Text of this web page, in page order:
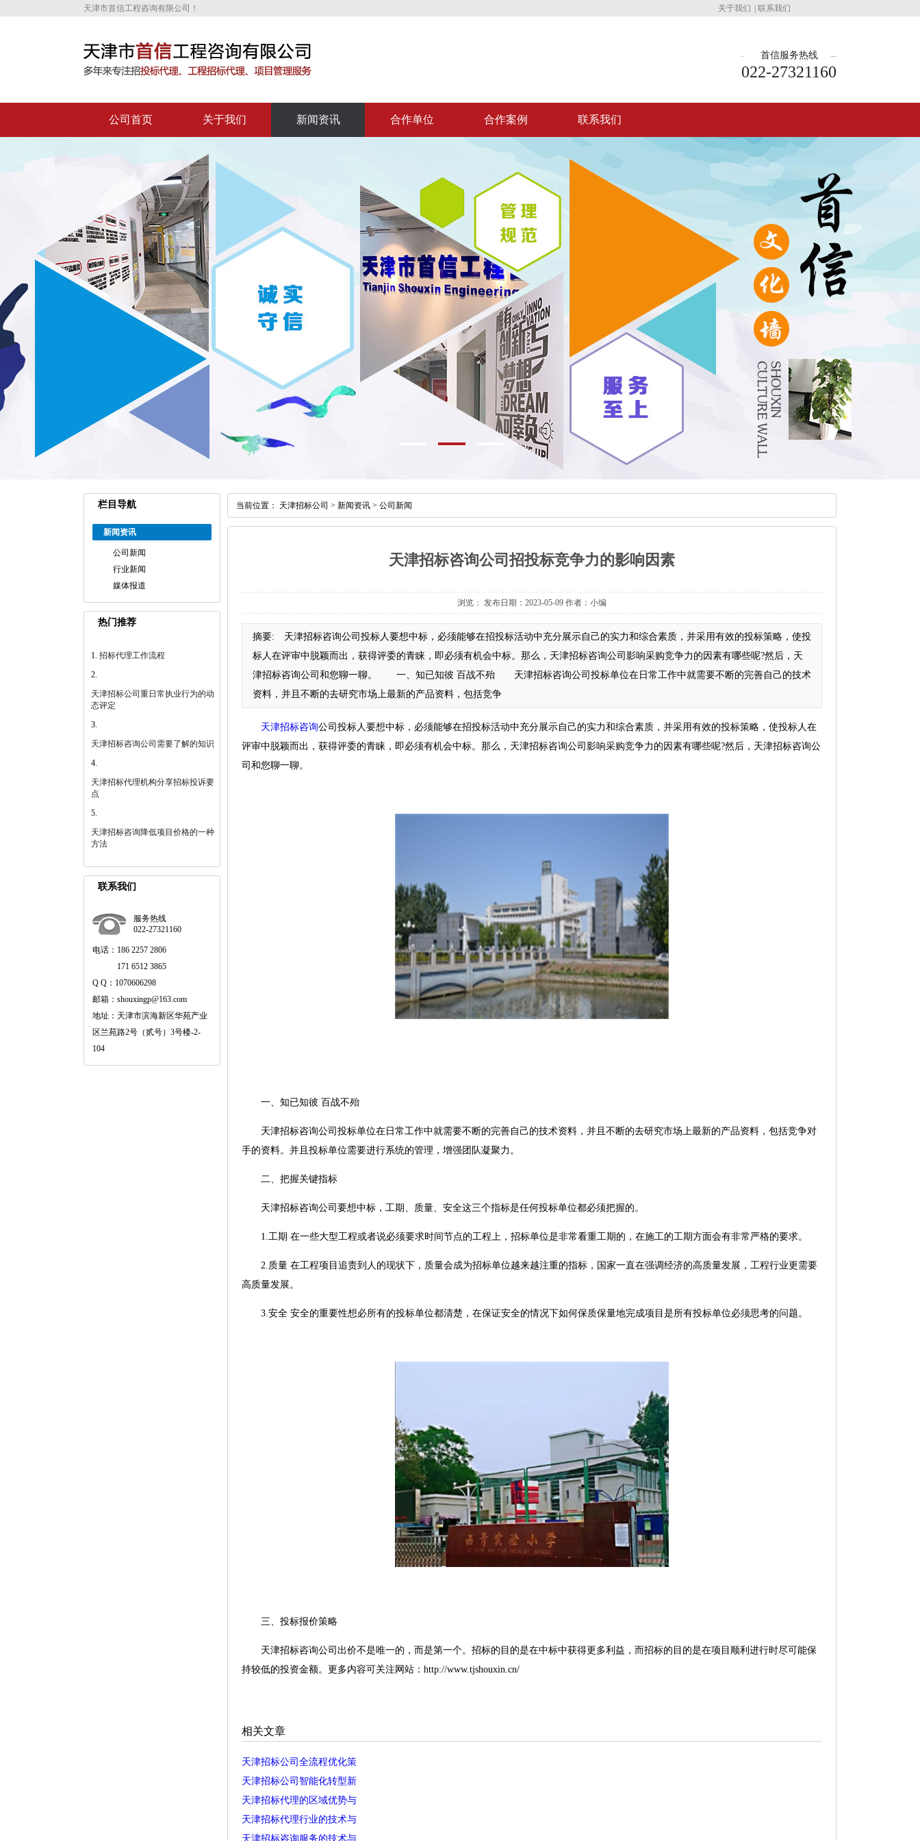
天津市首信工程咨询有限公司！ 关于我们 联系我们
首信服务热线
022-27321160
公司首页 关于我们 新闻资讯 合作单位 合作案例 联系我们
栏目导航
新闻资讯
公司新闻
行业新闻
媒体报道
热门推荐
招标代理工作流程
天津招标公司重日常执业行为的动
态评定
天津招标咨询公司需要了解的知识
天津招标代理机构分享招标投诉要
点
天津招标咨询降低项目价格的一种
方法
联系我们
服务热线
022-27321160
电话：186 2257 2806
171 6512 3865
Q Q：1070606298
邮箱：shouxingp@163.com
地址：天津市滨海新区华苑产业
区兰苑路2号（贰号）3号楼-2-
104
当前位置： 天津招标公司 > 新闻资讯 > 公司新闻
天津招标咨询公司招投标竞争力的影响因素
浏览： 发布日期：2023-05-09 作者：小编
摘要: 天津招标咨询公司投标人要想中标，必须能够在招投标活动中充分展示自己的实力和综合素质，并采用有效的投标策略，使投
标人在评审中脱颖而出，获得评委的青睐，即必须有机会中标。那么，天津招标咨询公司影响采购竞争力的因素有哪些呢?然后，天
津招标咨询公司和您聊一聊。 一、知已知彼 百战不殆 天津招标咨询公司投标单位在日常工作中就需要不断的完善自己的技术
资料，并且不断的去研究市场上最新的产品资料，包括竞争
天津招标咨询公司投标人要想中标，必须能够在招投标活动中充分展示自己的实力和综合素质，并采用有效的投标策略，使投标人在
评审中脱颖而出，获得评委的青睐，即必须有机会中标。那么，天津招标咨询公司影响采购竞争力的因素有哪些呢?然后，天津招标咨询公
司和您聊一聊。
一、知已知彼 百战不殆
天津招标咨询公司投标单位在日常工作中就需要不断的完善自己的技术资料，并且不断的去研究市场上最新的产品资料，包括竞争对
手的资料。并且投标单位需要进行系统的管理，增强团队凝聚力。
二、把握关键指标
天津招标咨询公司要想中标，工期、质量、安全这三个指标是任何投标单位都必须把握的。
1.工期 在一些大型工程或者说必须要求时间节点的工程上，招标单位是非常看重工期的，在施工的工期方面会有非常严格的要求。
2.质量 在工程项目追责到人的现状下，质量会成为招标单位越来越注重的指标，国家一直在强调经济的高质量发展，工程行业更需要
高质量发展。
3.安全 安全的重要性想必所有的投标单位都清楚，在保证安全的情况下如何保质保量地完成项目是所有投标单位必须思考的问题。
三、投标报价策略
天津招标咨询公司出价不是唯一的，而是第一个。招标的目的是在中标中获得更多利益，而招标的目的是在项目顺利进行时尽可能保
持较低的投资金额。更多内容可关注网站：http://www.tjshouxin.cn/
相关文章
天津招标公司全流程优化策
天津招标公司智能化转型新
天津招标代理的区域优势与
天津招标代理行业的技术与
天津招标咨询服务的技术与